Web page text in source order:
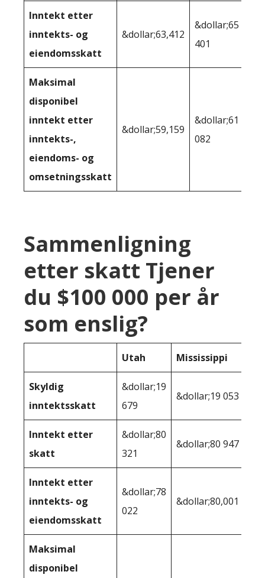
Inntekt etter
inntekts- og
eiendomsskatt
&dollar;63,412
&dollar;65
401
Maksimal
disponibel
inntekt etter
inntekts-,
eiendoms- og
omsetningsskatt
&dollar;59,159
&dollar;61
082
Sammenligning
etter skatt Tjener
du $100 000 per år
som enslig?
Utah Mississippi
Skyldig
inntektsskatt
&dollar;19
679
&dollar;19 053
Inntekt etter
skatt
&dollar;80
321
&dollar;80 947
Inntekt etter
inntekts- og
eiendomsskatt
&dollar;78
022
&dollar;80,001
Maksimal
disponibel